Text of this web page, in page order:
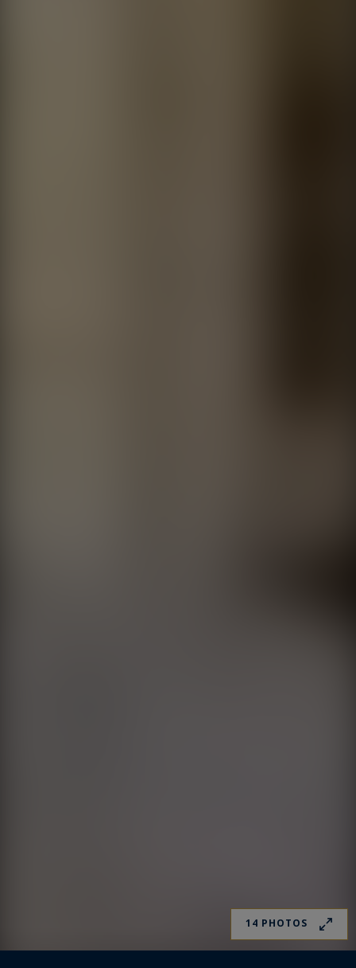
14 PHOTOS